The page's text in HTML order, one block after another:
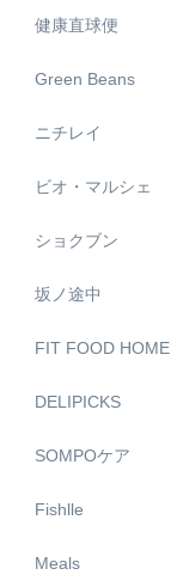
健康直球便
Green Beans
ニチレイ
ビオ・マルシェ
ショクブン
坂ノ途中
FIT FOOD HOME
DELIPICKS
SOMPOケア
Fishlle
Meals